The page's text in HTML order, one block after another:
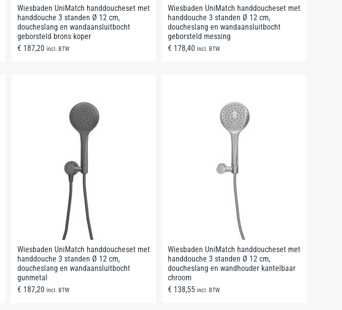
Wiesbaden UniMatch handdoucheset met
handdouche 3 standen Ø 12 cm,
doucheslang en wandaansluitbocht
geborsteld brons koper
€ 187,20 incl. BTW
Wiesbaden UniMatch handdoucheset met
handdouche 3 standen Ø 12 cm,
doucheslang en wandaansluitbocht
geborsteld messing
€ 178,40 incl. BTW
Wiesbaden UniMatch handdoucheset met
handdouche 3 standen Ø 12 cm,
doucheslang en wandaansluitbocht
gunmetal
€ 187,20 incl. BTW
Wiesbaden UniMatch handdoucheset met
handdouche 3 standen Ø 12 cm,
doucheslang en wandhouder kantelbaar
chroom
€ 138,55 incl. BTW